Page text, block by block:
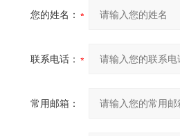
您的姓名：
联系电话：
常用邮箱：